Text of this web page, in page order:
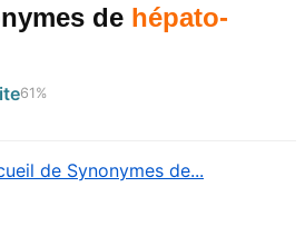
de hépato-
61 %
de Synonymes de...